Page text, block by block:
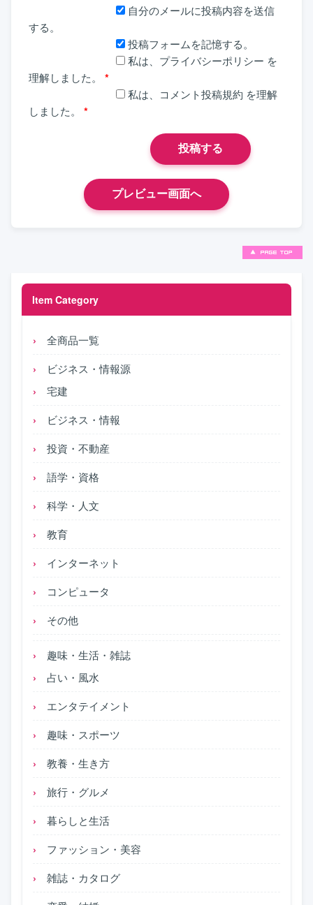
Item Category
全商品一覧
ビジネス・情報源
宅建
ビジネス・情報
投資・不動産
語学・資格
科学・人文
教育
インターネット
コンピュータ
その他
趣味・生活・雑誌
占い・風水
エンタテイメント
趣味・スポーツ
教養・生き方
旅行・グルメ
暮らしと生活
ファッション・美容
雑誌・カタログ
自分のメールに投稿内容を送信
する。
投稿フォームを記憶する。
私は、 プライバシーポリシー を
理解しました。
*
私は、 コメント投稿規約 を理解
しました。
*